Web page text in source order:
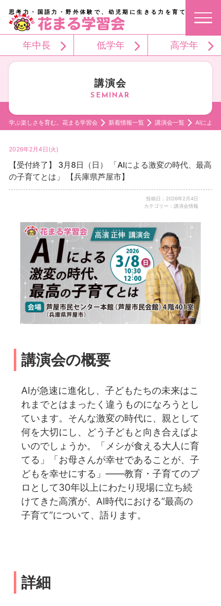
思考力・国語力・野外体験で、幼児期に生きる力を育てる。
年中長 低学年 高学年
講演会
学ぶ楽しさを育む。花まる学習会 新着情報一覧 講演会一覧 AIによる
2026年2月4日(火)
【受付終了】 3月8日（日） 「AIによる激変の時代、最高
の子育てとは」 【兵庫県芦屋市】
投稿日：2026年2月4日
カテゴリー：講演会情報
講演会の概要
AIが急速に進化し、子どもたちの未来はこ
れまでとはまったく違うものになろうとし
ています。そんな激変の時代に、親として
何を大切にし、どう子どもと向き合えばよ
いのでしょうか。「メシが食える大人に育
てる」「お母さんが幸せであることが、子
どもを幸せにする」——教育・子育てのプ
ロとして30年以上にわたり現場に立ち続
けてきた高濱が、AI時代における“最高の
子育て”について、語ります。
詳細